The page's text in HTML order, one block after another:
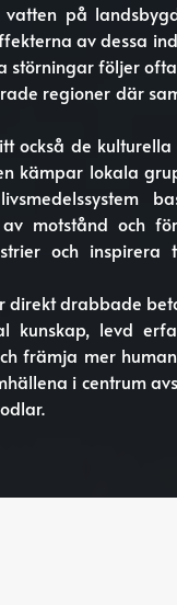
vatten på
av dessa
störningar följer
regioner där
också de kulturella
kämpar lokala
motstånd och
och inspirera
direkt drabbade
kunskap, levd
främja mer
i centrum